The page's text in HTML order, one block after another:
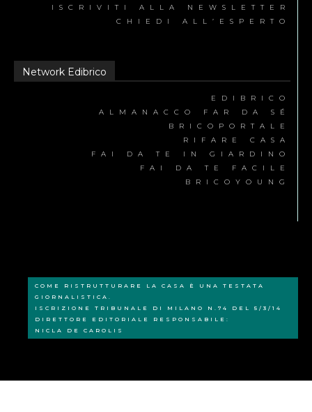
ISCRIVITI ALLA NEWSLETTER
CHIEDI ALL’ESPERTO
Network Edibrico
EDIBRICO
ALMANACCO FAR DA SÉ
BRICOPORTALE
RIFARE CASA
FAI DA TE IN GIARDINO
FAI DA TE FACILE
BRICOYOUNG
COME RISTRUTTURARE LA CASA È UNA TESTATA
GIORNALISTICA.
ISCRIZIONE TRIBUNALE DI MILANO N.74 DEL 5/3/14
DIRETTORE EDITORIALE RESPONSABILE:
NICLA DE CAROLIS